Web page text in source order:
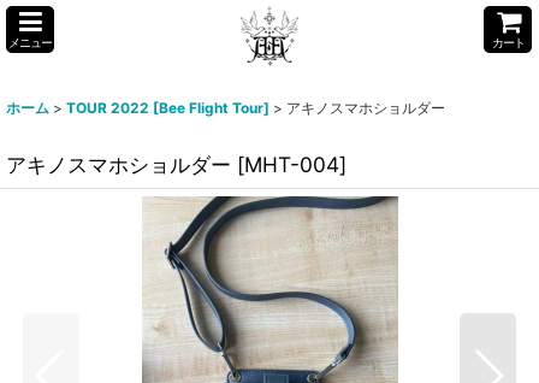
メニュー カート
ホーム > TOUR 2022 [Bee Flight Tour] > アキノスマホショルダー
アキノスマホショルダー [MHT-004]